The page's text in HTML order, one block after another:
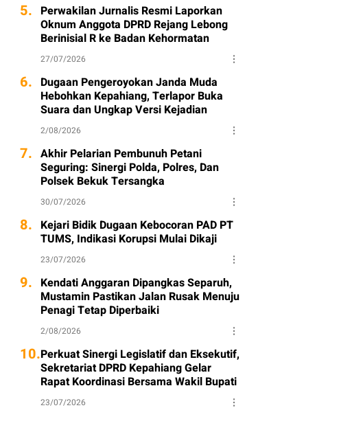
5. Perwakilan Jurnalis Resmi Laporkan
Oknum Anggota DPRD Rejang Lebong
Berinisial R ke Badan Kehormatan
27/07/2026
6. Dugaan Pengeroyokan Janda Muda
Hebohkan Kepahiang, Terlapor Buka
Suara dan Ungkap Versi Kejadian
2/08/2026
7. Akhir Pelarian Pembunuh Petani
Seguring: Sinergi Polda, Polres, Dan
Polsek Bekuk Tersangka
30/07/2026
8. Kejari Bidik Dugaan Kebocoran PAD PT
TUMS, Indikasi Korupsi Mulai Dikaji
23/07/2026
9. Kendati Anggaran Dipangkas Separuh,
Mustamin Pastikan Jalan Rusak Menuju
Penagi Tetap Diperbaiki
2/08/2026
10.Perkuat Sinergi Legislatif dan Eksekutif,
Sekretariat DPRD Kepahiang Gelar
Rapat Koordinasi Bersama Wakil Bupati
23/07/2026